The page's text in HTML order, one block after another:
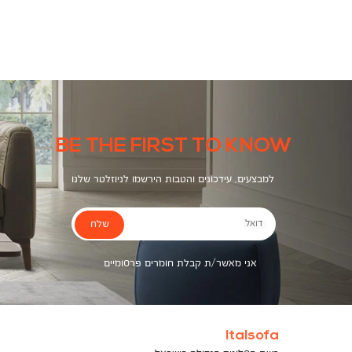
BE THE FIRST TO KNOW
למבצעים, עידכונים והטבות הירשמו לניוזלטר שלנו
דואל
אני מאשר/ת קבלת חומרים פרסומיים
שלח
Italsofa